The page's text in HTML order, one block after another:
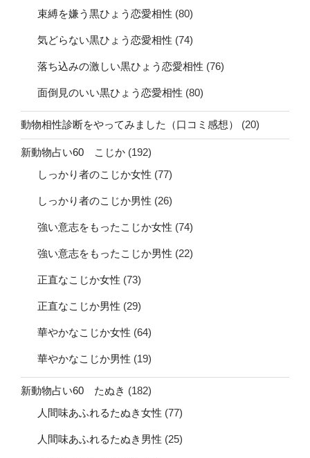
束縛を嫌う黒ひょう恋愛相性 (80)
気どらない黒ひょう恋愛相性 (74)
落ち込みの激しい黒ひょう恋愛相性 (76)
面倒見のいい黒ひょう恋愛相性 (80)
動物相性診断をやってみました（口コミ感想） (20)
新動物占い60 こじか (192)
しっかり者のこじか女性 (77)
しっかり者のこじか男性 (26)
強い意志をもったこじか女性 (74)
強い意志をもったこじか男性 (22)
正直なこじか女性 (73)
正直なこじか男性 (29)
華やかなこじか女性 (64)
華やかなこじか男性 (19)
新動物占い60 たぬき (182)
人間味あふれるたぬき女性 (77)
人間味あふれるたぬき男性 (25)